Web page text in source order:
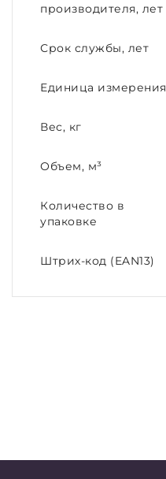
производителя, лет
Срок службы, лет
Единица измерения
Вес, кг
Объем, м³
Количество в
упаковке
Штрих-код (EAN13)